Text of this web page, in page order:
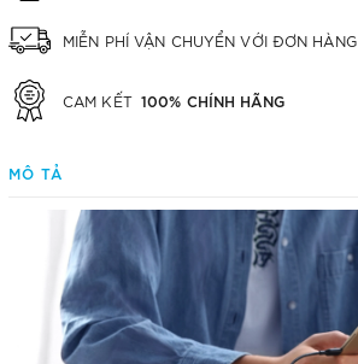
MIỄN PHÍ VẬN CHUYỂN VỚI ĐƠN HÀNG
CAM KẾT 100% CHÍNH HÃNG
MÔ TẢ